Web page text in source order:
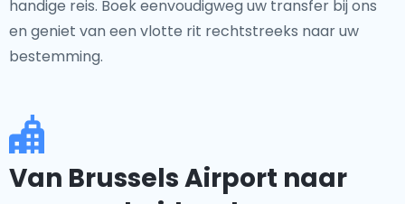
handige reis. Boek eenvoudigweg uw transfer bij ons
en geniet van een vlotte rit rechtstreeks naar uw
bestemming.
Van Brussels Airport naar